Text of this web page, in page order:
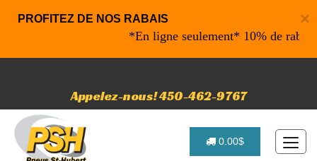
×
PROFITEZ DE NOS RABAIS
*En ligne seulement* 10% de rabais
Appelez-nous! 450-462-9767
0.00$